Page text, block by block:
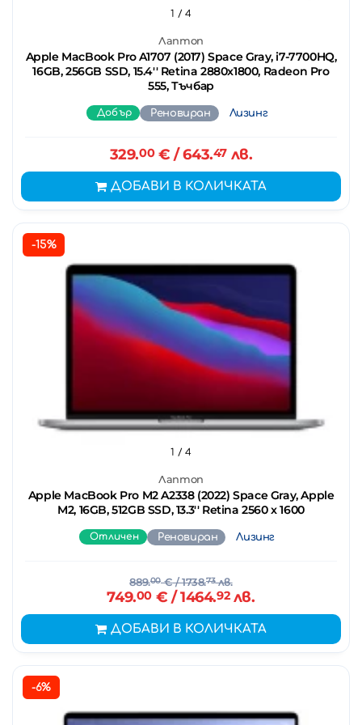
Лаптоп
Apple MacBook Pro A1707 (2017) Space Gray, i7-7700HQ,
16GB, 256GB SSD, 15.4'' Retina 2880x1800, Radeon Pro
555, Тъчбар
1 / 4
Добър Реновиран Лизинг
329.00€ / 643.47лв.
ДОБАВИ В КОЛИЧКАТА
-15%
Лаптоп
Apple MacBook Pro M2 A2338 (2022) Space Gray, Apple
M2, 16GB, 512GB SSD, 13.3'' Retina 2560 x 1600
1 / 4
Отличен Реновиран Лизинг
889.00€/ 1738.73лв.
749.00€ / 1464.92лв.
ДОБАВИ В КОЛИЧКАТА
-6%